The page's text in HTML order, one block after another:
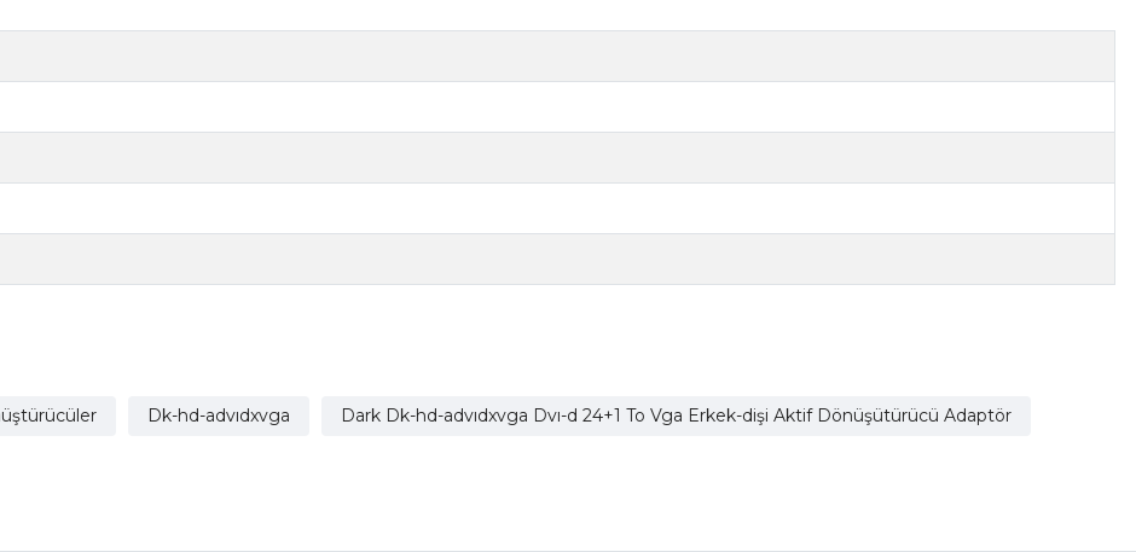
Dk-hd-advıdxvga Dark Dk-hd-advıdxvga Dvı-d 24+1 To Vga Erkek-dişi Aktif Dönüşütürücü Adaptör